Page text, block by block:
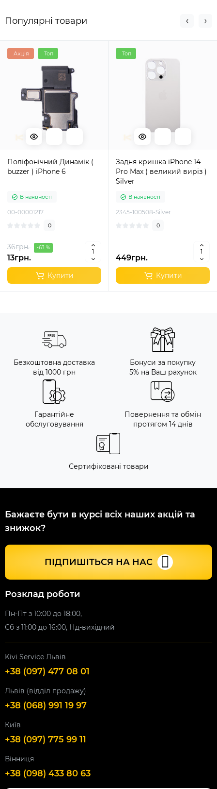
Популярні товари
Акція Топ
Поліфонічний Динамік (
buzzer ) iPhone 6
В наявності
00-00001217
0
36грн. -63 %
13грн.
Купити
Топ
Задня кришка iPhone 14
Pro Max ( великий виріз )
Silver
В наявності
2345-100508-Silver
0
449грн.
Купити
Безкоштовна доставка
від 1000 грн
Бонуси за покупку
5% на Ваш рахунок
Гарантійне
обслуговування
Повернення та обмін
протягом 14 днів
Сертифіковані товари
Бажаєте бути в курсі всіх наших акцій та
знижок?
ПІДПИШІТЬСЯ НА НАС
Розклад роботи
Пн-Пт з 10:00 до 18:00,
Сб з 11:00 до 16:00, Нд-вихідний
Kivi Service Львів
+38 (097) 477 08 01
Львів (відділ продажу)
+38 (068) 991 19 97
Київ
+38 (097) 775 99 11
Вінниця
+38 (098) 433 80 63